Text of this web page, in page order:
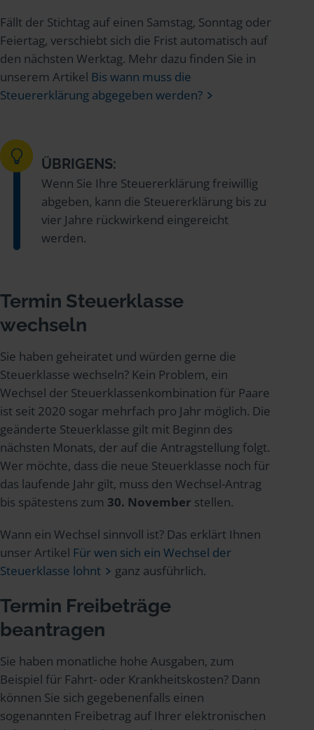
Fällt der Stichtag auf einen Samstag, Sonntag oder
Feiertag, verschiebt sich die Frist automatisch auf
den nächsten Werktag. Mehr dazu finden Sie in
unserem Artikel Bis wann muss die
Steuererklärung abgegeben werden?
ÜBRIGENS:
Wenn Sie Ihre Steuererklärung freiwillig
abgeben, kann die Steuererklärung bis zu
vier Jahre rückwirkend eingereicht
werden.
Termin Steuerklasse
wechseln
Sie haben geheiratet und würden gerne die
Steuerklasse wechseln? Kein Problem, ein
Wechsel der Steuerklassenkombination für Paare
ist seit 2020 sogar mehrfach pro Jahr möglich. Die
geänderte Steuerklasse gilt mit Beginn des
nächsten Monats, der auf die Antragstellung folgt.
Wer möchte, dass die neue Steuerklasse noch für
das laufende Jahr gilt, muss den Wechsel-Antrag
bis spätestens zum 30. November stellen.
Wann ein Wechsel sinnvoll ist? Das erklärt Ihnen
unser Artikel Für wen sich ein Wechsel der
Steuerklasse lohnt
ganz ausführlich.
Termin Freibeträge
beantragen
Sie haben monatliche hohe Ausgaben, zum
Beispiel für Fahrt- oder Krankheitskosten? Dann
können Sie sich gegebenenfalls einen
sogenannten Freibetrag auf Ihrer elektronischen